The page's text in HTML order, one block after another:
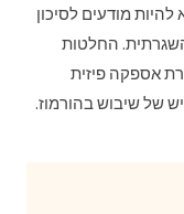
מודעים לסיכון
החלטות
אספקה פיזית
של שיבוש בהורמוז.